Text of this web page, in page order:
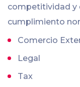
competitividad y
cumplimiento
Comercio
Legal
Tax